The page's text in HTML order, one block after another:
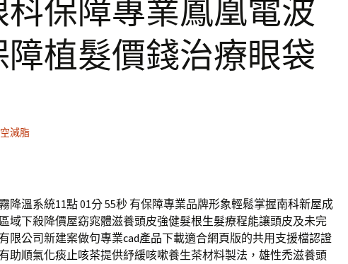
科保障專業鳳凰電波
障植髮價錢治療眼袋
減脂
降溫系統11點 01分 55秒 有保障專業品牌形象輕鬆掌握南科新屋成
域下殺降價屋窈窕體滋養頭皮強健髮根生髮療程能讓頭皮及未完
限公司新建案做句專業cad產品下載適合網頁版的共用支援檔認證
助順氣化痰止咳茶提供紓緩咳嗽養生茶材料製法，雄性禿滋養頭